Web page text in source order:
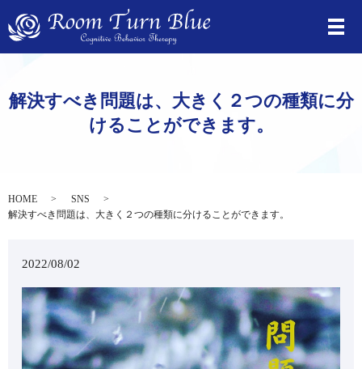
⁡解決すべき問題は、大きく２つの種類に分
けることができます。
HOME
SNS
⁡解決すべき問題は、大きく２つの種類に分けることができます。
2022/08/02